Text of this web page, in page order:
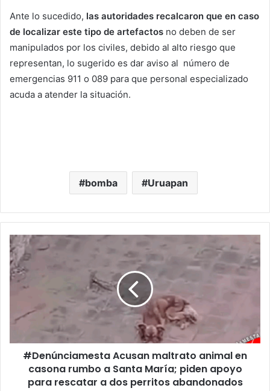
Ante lo sucedido, las autoridades recalcaron que en caso
de localizar este tipo de artefactos no deben de ser
manipulados por los civiles, debido al alto riesgo que
representan, lo sugerido es dar aviso al número de
emergencias 911 o 089 para que personal especializado
acuda a atender la situación.
bomba Uruapan
#Denúnciamesta
Acusan
maltrato
animal
rumbo
Santa
María;
piden
apoyo
#Denúnciamesta Acusan maltrato animal en
casona rumbo a Santa María; piden apoyo
para rescatar a dos perritos abandonados